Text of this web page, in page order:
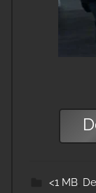
<1 MB,